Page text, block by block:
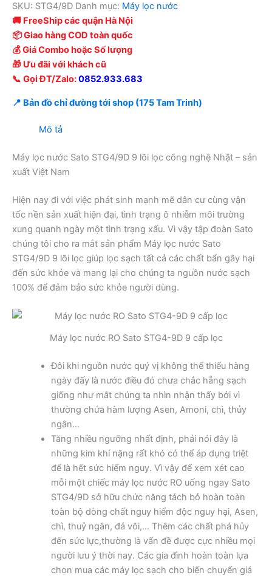
SKU: STG4/9D Danh mục: Máy lọc nước
🚚 FreeShip các quận Hà Nội
📦 Giao hàng COD toàn quốc
💰 Giá Combo hoặc Số lượng
🎁 Ưu đãi với khách cũ
📞 Gọi ĐT/Zalo:0852.933.683
📍 Bản đồ chỉ đường tới shop (175 Tam Trinh)
Mô tả
Máy lọc nước Sato STG4/9D 9 lõi lọc công nghệ Nhật – sản
xuất Việt Nam
Hiện nay đi với việc phát sinh mạnh mẽ dân cư cùng vận
tốc nền sản xuất hiện đại, tình trạng ô nhiễm môi trường
xung quanh ngày một tình trạng xấu. Vì vậy tập đoàn Sato
chúng tôi cho ra mắt sản phẩm Máy lọc nước Sato
STG4/9D 9 lõi lọc giúp lọc sạch tất cả các chất bẩn gây hại
đến sức khỏe và mang lại cho chúng ta nguồn nước sạch
100% để đảm bảo sức khỏe người dùng.
Máy lọc nước RO Sato STG4-9D 9 cấp lọc
Đôi khi nguồn nước quý vị không thể thiếu hàng
ngày đấy là nước điều đó chưa chắc hẵng sạch
giống như mắt chúng ta nhìn nhận thấy bởi vì
thường chứa hàm lượng Asen, Amoni, chì, thủy
ngân…
Tăng nhiều ngưỡng nhất định, phải nói đây là
những kim khí nặng rất khó có thể áp dụng triệt
để là hết sức hiểm nguy. Vì vậy để xem xét cao
mỗi một chiếc máy lọc nước RO uống ngay Sato
STG4/9D sở hữu chức năng tách bỏ hoàn toàn
toàn bộ dòng chất nguy hiểm độc nguy hại, Asen,
chì, thuỷ ngân, đá vôi,… Thêm các chất phá hủy
đến sức lực,thường là vấn đề được cực nhiều mọi
người lưu ý thời nay. Các gia đình hoàn toàn lựa
chọn mua các máy lọc sạch cho biến chuyển giá